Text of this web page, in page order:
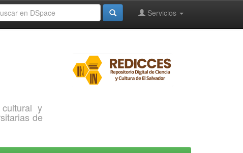
Servicios
y
de